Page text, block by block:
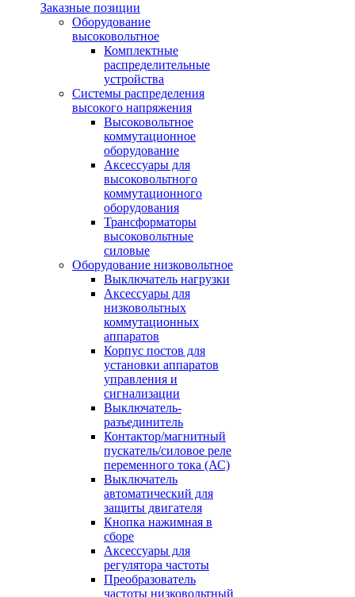
Заказные позиции
Оборудование
высоковольтное
Комплектные
распределительные
устройства
Системы распределения
высокого напряжения
Высоковольтное
коммутационное
оборудование
Аксессуары для
высоковольтного
коммутационного
оборудования
Трансформаторы
высоковольтные
силовые
Оборудование низковольтное
Выключатель нагрузки
Аксессуары для
низковольтных
коммутационных
аппаратов
Корпус постов для
установки аппаратов
управления и
сигнализации
Выключатель-
разъединитель
Контактор/магнитный
пускатель/силовое реле
переменного тока (АС)
Выключатель
автоматический для
защиты двигателя
Кнопка нажимная в
сборе
Аксессуары для
регулятора частоты
Преобразователь
частоты низковольтный